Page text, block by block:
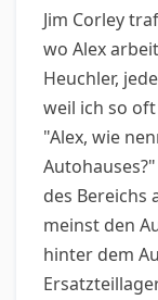
Jim Corley
wo Alex
Heuchler,
weil ich so
"Alex, wie
des Bereichs
meinst den
hinter dem